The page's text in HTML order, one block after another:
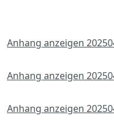
Anhang anzeigen
Anhang anzeigen
Anhang anzeigen